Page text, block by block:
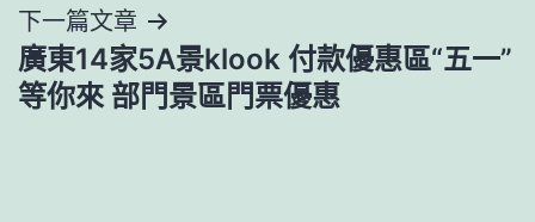
覽
下一篇文章
廣東14家5A景klook 付款優惠區“五一”
等你來 部門景區門票優惠